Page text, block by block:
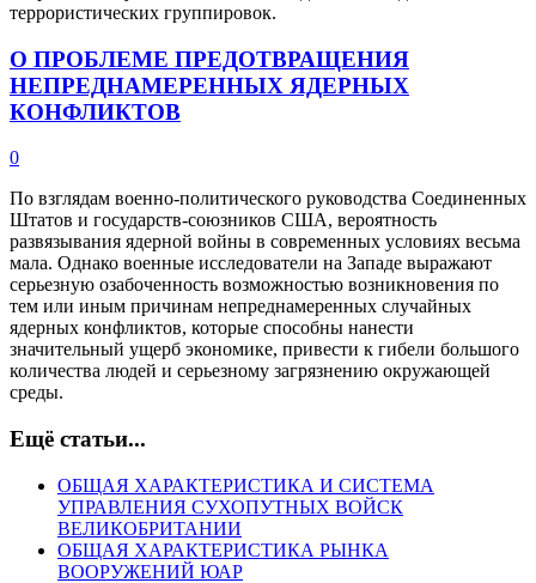
террористических группировок.
О ПРОБЛЕМЕ ПРЕДОТВРАЩЕНИЯ
НЕПРЕДНАМЕРЕННЫХ ЯДЕРНЫХ
КОНФЛИКТОВ
0
По взглядам военно-политического руководства Соединенных
Штатов и государств-союзников США, вероятность
развязывания ядерной войны в современных условиях весьма
мала. Однако военные исследователи на Западе выражают
серьезную озабоченность возможностью возникновения по
тем или иным причинам непреднамеренных случайных
ядерных конфликтов, которые способны нанести
значительный ущерб экономике, привести к гибели большого
количества людей и серьезному загрязнению окружающей
среды.
Ещё статьи...
ОБЩАЯ ХАРАКТЕРИСТИКА И СИСТЕМА
УПРАВЛЕНИЯ СУХОПУТНЫХ ВОЙСК
ВЕЛИКОБРИТАНИИ
ОБЩАЯ ХАРАКТЕРИСТИКА РЫНКА
ВООРУЖЕНИЙ ЮАР